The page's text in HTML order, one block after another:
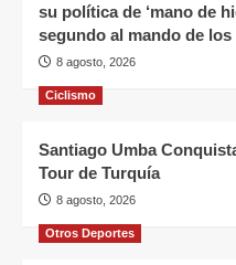
su política de ‘mano de
segundo al mando de
8 agosto, 2026
Ciclismo
Santiago Umba
Tour de Turquía
8 agosto, 2026
Otros Deportes